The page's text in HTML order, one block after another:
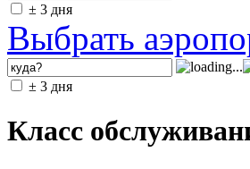
± 3 дня
Выбрать
± 3 дня
Класс